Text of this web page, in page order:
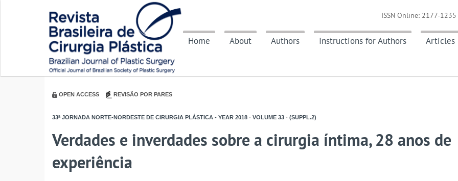
Home About Authors Instructions for Authors Articles
ISSN Online: 2177-
OPEN ACCESS REVISÃO POR PARES
33ª JORNADA NORTE-NORDESTE DE CIRURGIA PLÁSTICA - YEAR 2018 - VOLUME 33 - (SUPPL.2)
Verdades e inverdades sobre a cirurgia íntima, 28 anos de
experiência